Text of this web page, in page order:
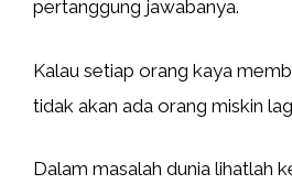
pertanggung jawabanya.
Kalau setiap orang kaya
tidak akan ada orang miskin
Dalam masalah dunia lihatlah